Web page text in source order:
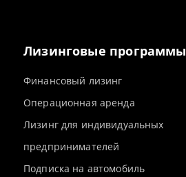
Лизинговые программы
Финансовый лизинг
Операционная аренда
Лизинг для индивидуальных
предпринимателей
Подписка на автомобиль